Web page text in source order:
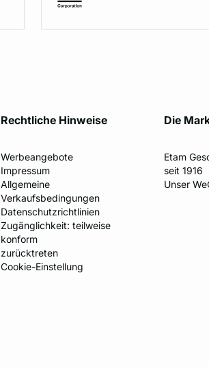
Rechtliche Hinweise
Werbeangebote
Impressum
Allgemeine
Verkaufsbedingungen
Datenschutzrichtlinien
Zugänglichkeit: teilweise
konform
zurücktreten
Cookie-Einstellung
Die
Etam
seit 1916
Unser